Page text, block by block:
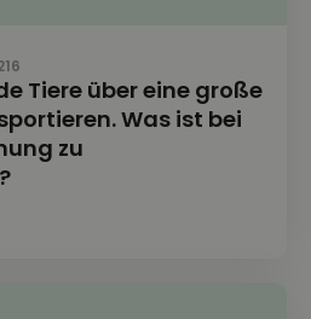
Tiere über eine große
Was ist bei
zu